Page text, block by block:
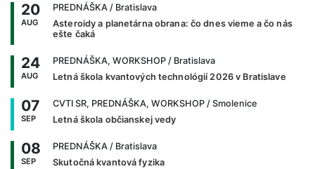
20
AUG
PREDNÁŠKA / Bratislava
Asteroidy a planetárna obrana: čo dnes vieme a čo nás
ešte čaká
24
AUG
PREDNÁŠKA, WORKSHOP / Bratislava
Letná škola kvantových technológií 2026 v Bratislave
07
SEP
CVTI SR, PREDNÁŠKA, WORKSHOP / Smolenice
Letná škola občianskej vedy
08
SEP
PREDNÁŠKA / Bratislava
Skutočná kvantová fyzika